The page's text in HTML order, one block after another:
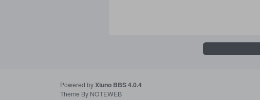
Powered byXiuno BBS4.0.4
Theme By NOTEWEB